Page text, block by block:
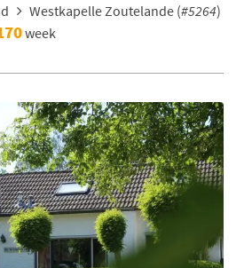
Westkapelle Zoutelande (#5264)
week